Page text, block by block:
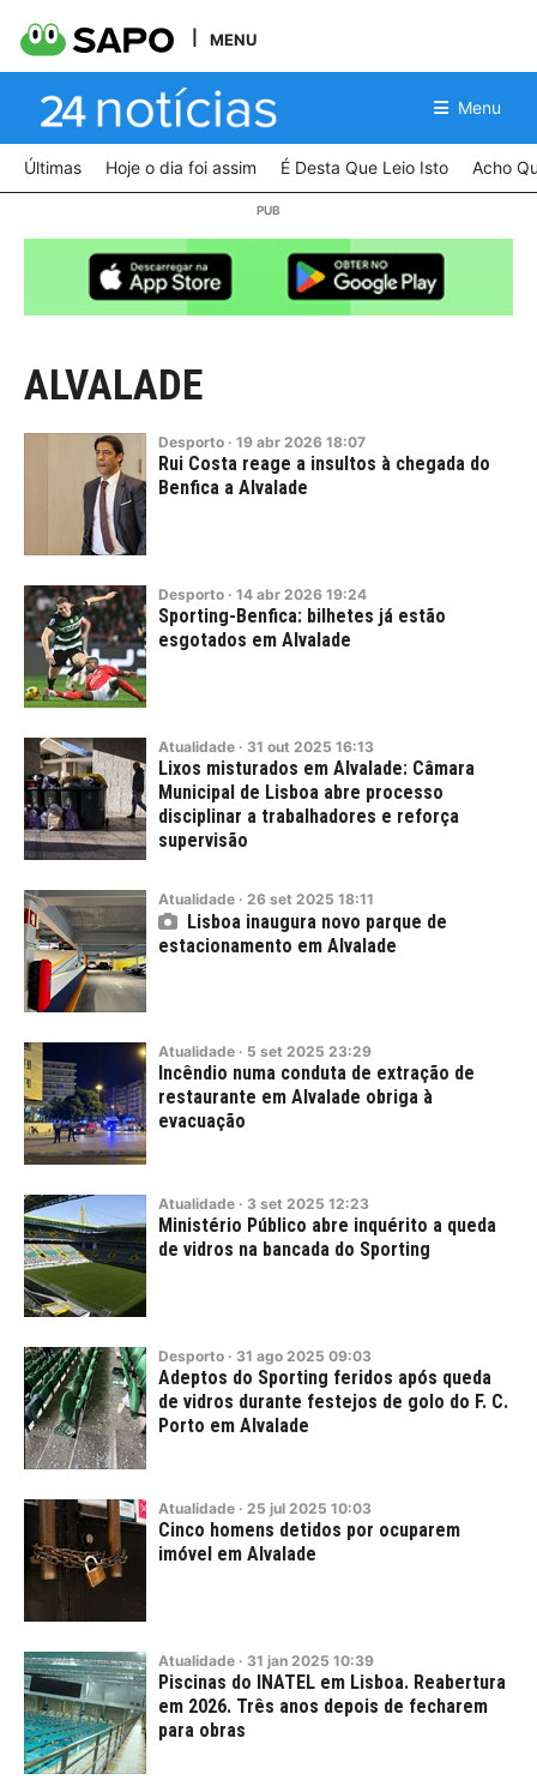
MENU
Menu
Últimas Hoje o dia foi assim É Desta Que Leio Isto Acho
ALVALADE
Desporto · 19 abr 2026 18:07
Rui Costa reage a insultos à chegada do
Benfica a Alvalade
Desporto · 14 abr 2026 19:24
Sporting-Benfica: bilhetes já estão
esgotados em Alvalade
Atualidade · 31 out 2025 16:13
Lixos misturados em Alvalade: Câmara
Municipal de Lisboa abre processo
disciplinar a trabalhadores e reforça
supervisão
Atualidade · 26 set 2025 18:11
Lisboa inaugura novo parque de
estacionamento em Alvalade
Atualidade · 5 set 2025 23:29
Incêndio numa conduta de extração de
restaurante em Alvalade obriga à
evacuação
Atualidade · 3 set 2025 12:23
Ministério Público abre inquérito a queda
de vidros na bancada do Sporting
Desporto · 31 ago 2025 09:03
Adeptos do Sporting feridos após queda
de vidros durante festejos de golo do F. C.
Porto em Alvalade
Atualidade · 25 jul 2025 10:03
Cinco homens detidos por ocuparem
imóvel em Alvalade
Atualidade · 31 jan 2025 10:39
Piscinas do INATEL em Lisboa. Reabertura
em 2026. Três anos depois de fecharem
para obras